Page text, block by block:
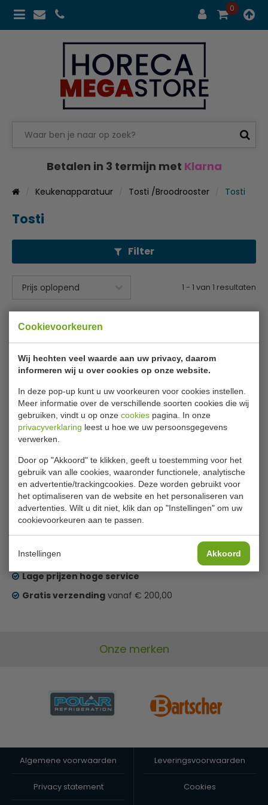
Cookievoorkeuren
Wij hechten veel waarde aan uw privacy, daarom
informeren wij u over cookies op onze website.
In deze pop-up kunt u uw voorkeuren voor cookies instellen.
Meer informatie over de verschillende soorten cookies die wij
gebruiken, vindt u op onze cookies pagina. In onze
privacyverklaring leest u hoe we uw persoonsgegevens
verwerken.
Door op "Akkoord" te klikken, geeft u toestemming voor het
gebruik van alle cookies, waaronder functionele, analytische
en advertentie/trackingcookies. Deze worden gebruikt voor
het optimaliseren van de website en het personaliseren van
advertenties. Wilt u dit niet, klik dan op "Instellingen" om uw
cookievoorkeuren aan te passen.
Instellingen Akkoord
0
Betalen in 3 termijn met Klarna
Keukenapparatuur Tosti /Broodrooster Tosti
Tosti
Filter
1 - 1 van 1 resultaten
Tosti apparaat | contact
broodrooster | 60 tosti's
per uur | H19 x B40 x D22
Dualit
€ 458,99 € 404,00
Bekijken
Geld terug
Lage prijzen hoge service
Gratis verzending vanaf € 200,00
Onze merken
Algemene voorwaarden Leveringsvoorwaarden
Privacy statement Cookies